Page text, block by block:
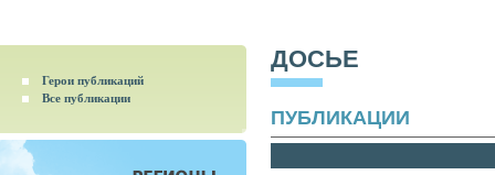
Герои публикаций
Все публикации
ДОСЬЕ
ПУБЛИКАЦИИ